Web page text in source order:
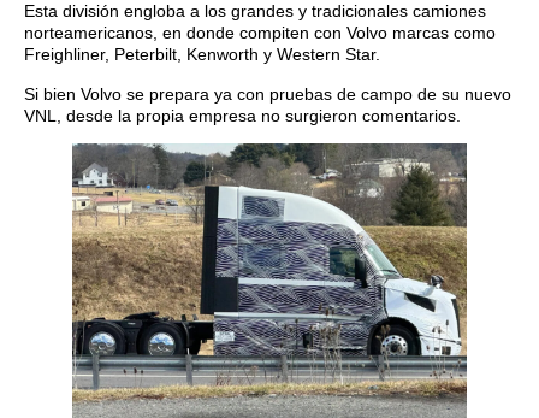
Esta división engloba a los grandes y tradicionales camiones
norteamericanos, en donde compiten con Volvo marcas como
Freighliner, Peterbilt, Kenworth y Western Star.
Si bien Volvo se prepara ya con pruebas de campo de su nuevo
VNL, desde la propia empresa no surgieron comentarios.